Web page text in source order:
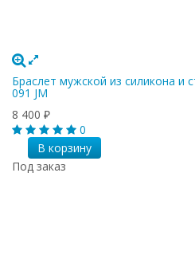
Браслет мужской из силикона и
091 JM
8 400 ₽
0
В корзину
Под заказ